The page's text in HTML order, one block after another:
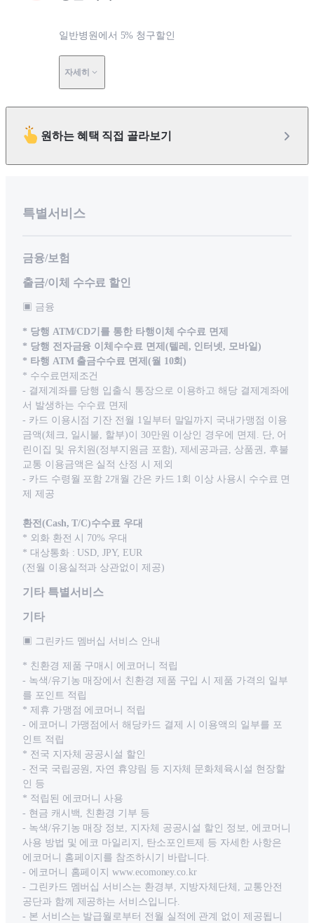
일반병원에서 5% 청구할인
자세히
원하는 혜택 직접 골라보기
특별서비스
금융/보험
출금/이체 수수료 할인
▣ 금융
* 당행 ATM/CD기를 통한 타행이체 수수료 면제
* 당행 전자금융 이체수수료 면제(텔레, 인터넷, 모바일)
* 타행 ATM 출금수수료 면제(월 10회)
* 수수료면제조건
- 결제계좌를 당행 입출식 통장으로 이용하고 해당 결제계좌에
서 발생하는 수수료 면제
- 카드 이용시점 기잔 전월 1일부터 말일까지 국내가맹점 이용
금액(체크, 일시불, 할부)이 30만원 이상인 경우에 면제. 단, 어
린이집 및 유치원(정부지원금 포함), 제세공과금, 상품권, 후불
교통 이용금액은 실적 산정 시 제외
- 카드 수령월 포함 2개월 간은 카드 1회 이상 사용시 수수료 면
제 제공
환전(Cash, T/C)수수료 우대
* 외화 환전 시 70% 우대
* 대상통화 : USD, JPY, EUR
(전월 이용실적과 상관없이 제공)
기타 특별서비스
기타
▣ 그린카드 멤버십 서비스 안내
* 친환경 제품 구매시 에코머니 적립
- 녹색/유기농 매장에서 친환경 제품 구입 시 제품 가격의 일부
를 포인트 적립
* 제휴 가맹점 에코머니 적립
- 에코머니 가맹점에서 해당카드 결제 시 이용액의 일부를 포
인트 적립
* 전국 지자체 공공시설 할인
- 전국 국립공원, 자연 휴양림 등 지자체 문화체육시설 현장할
인 등
* 적립된 에코머니 사용
- 현금 캐시백, 친환경 기부 등
- 녹색/유기농 매장 정보, 지자체 공공시설 할인 정보, 에코머니
사용 방법 및 에코 마일리지, 탄소포인트제 등 자세한 사항은
에코머니 홈페이지를 참조하시기 바랍니다.
- 에코머니 홈페이지 www.ecomoney.co.kr
- 그린카드 멤버십 서비스는 환경부, 지방자체단체, 교통안전
공단과 함께 제공하는 서비스입니다.
- 본 서비스는 발급월로부터 전월 실적에 관계 없이 제공됩니